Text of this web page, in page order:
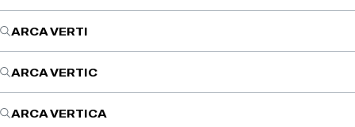
ARCA VERTI
ARCA VERTIC
ARCA VERTICA